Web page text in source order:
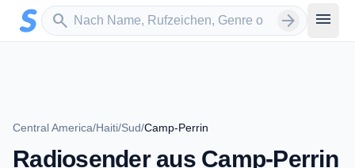
Zum Hauptinhalt springen
search
Sender suchen arrow_forward menu
Central America/Haiti/Sud/Camp-Perrin
Radiosender aus Camp-Perrin